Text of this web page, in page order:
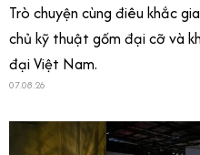
Trò chuyện cùng điêu khắc
chủ kỹ thuật gốm đại cỡ và
đại Việt Nam.
07.08.26